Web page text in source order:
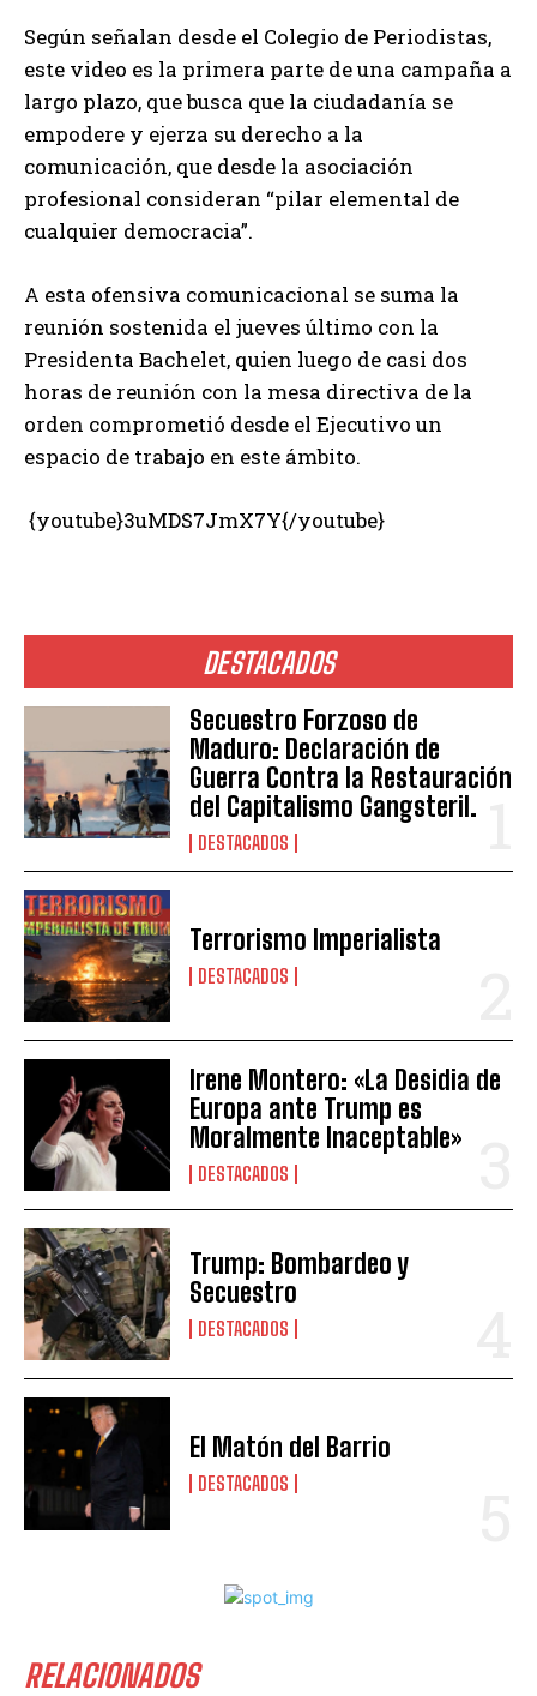
DESTACADOS
Secuestro Forzoso de
Maduro: Declaración de
Guerra Contra la Restauración
del Capitalismo Gangsteril.
DESTACADOS
Terrorismo Imperialista
DESTACADOS
Irene Montero: «La Desidia de
Europa ante Trump es
Moralmente Inaceptable»
DESTACADOS
Trump: Bombardeo y
Secuestro
DESTACADOS
El Matón del Barrio
DESTACADOS
RELACIONADOS
Según señalan desde el Colegio de Periodistas,
este video es la primera parte de una campaña a
largo plazo, que busca que la ciudadanía se
empodere y ejerza su derecho a la
comunicación, que desde la asociación
profesional consideran “pilar elemental de
cualquier democracia”.
A esta ofensiva comunicacional se suma la
reunión sostenida el jueves último con la
Presidenta Bachelet, quien luego de casi dos
horas de reunión con la mesa directiva de la
orden comprometió desde el Ejecutivo un
espacio de trabajo en este ámbito.
{youtube}3uMDS7JmX7Y{/youtube}